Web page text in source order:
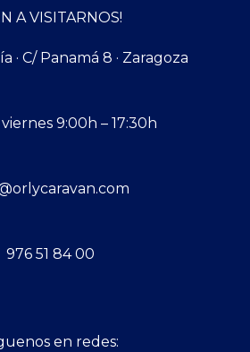
A VISITARNOS!
· C/ Panamá 8 · Zaragoza
9:00h – 17:30h
976 51 84 00
en redes: